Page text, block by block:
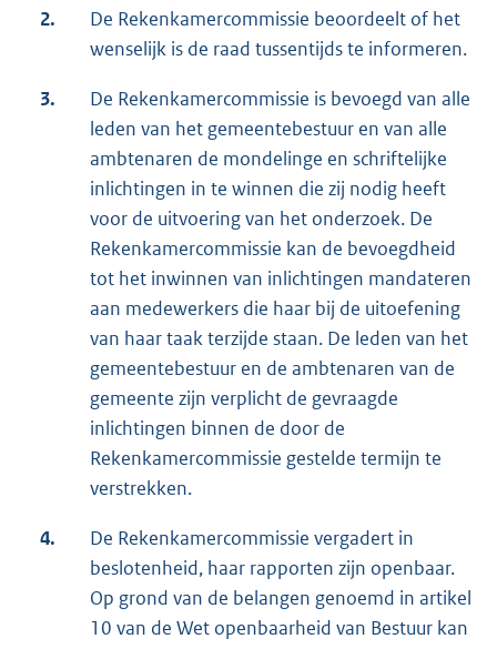
2.
De Rekenkamercommissie beoordeelt of het
wenselijk is de raad tussentijds te informeren.
3.
De Rekenkamercommissie is bevoegd van alle
leden van het gemeentebestuur en van alle
ambtenaren de mondelinge en schriftelijke
inlichtingen in te winnen die zij nodig heeft
voor de uitvoering van het onderzoek. De
Rekenkamercommissie kan de bevoegdheid
tot het inwinnen van inlichtingen mandateren
aan medewerkers die haar bij de uitoefening
van haar taak terzijde staan. De leden van het
gemeentebestuur en de ambtenaren van de
gemeente zijn verplicht de gevraagde
inlichtingen binnen de door de
Rekenkamercommissie gestelde termijn te
verstrekken.
4.
De Rekenkamercommissie vergadert in
beslotenheid, haar rapporten zijn openbaar.
Op grond van de belangen genoemd in artikel
10 van de Wet openbaarheid van Bestuur kan